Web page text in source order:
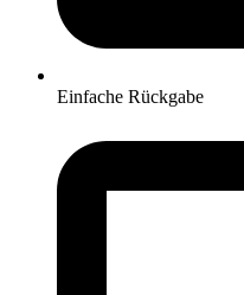
Einfache Rückgabe